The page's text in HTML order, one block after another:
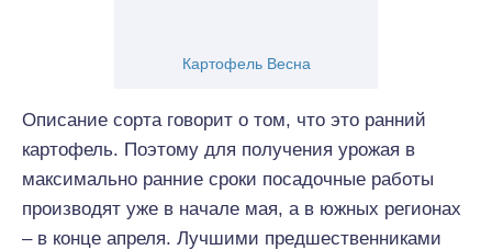
Картофель Весна
Описание сорта говорит о том, что это ранний
картофель. Поэтому для получения урожая в
максимально ранние сроки посадочные работы
производят уже в начале мая, а в южных регионах
– в конце апреля. Лучшими предшественниками